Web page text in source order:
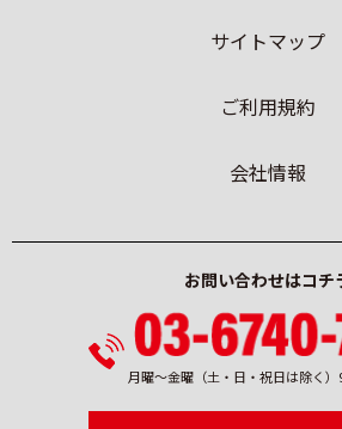
サイトマップ
ご利用規約
会社情報
お問い合わせはコチ
月曜〜金曜（土・日・祝日は除く）